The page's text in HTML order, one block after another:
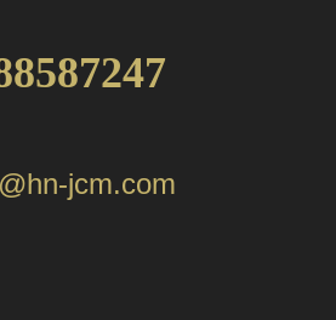
jcm.com